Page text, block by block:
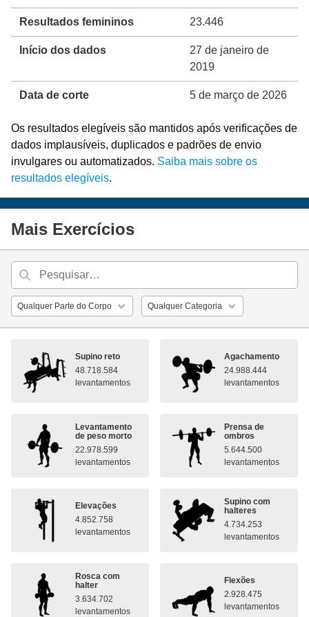
Resultados femininos 23.446
Início dos dados
27 de janeiro de
2019
Data de corte 5 de março de 2026
Os resultados elegíveis são mantidos após verificações de
dados implausíveis, duplicados e padrões de envio
invulgares ou automatizados. Saiba mais sobre os
resultados elegíveis.
Mais Exercícios
Supino reto
48.718.584
levantamentos
Agachamento
24.988.444
levantamentos
Levantamento
de peso morto
22.978.599
levantamentos
Prensa de
ombros
5.644.500
levantamentos
Elevações
4.852.758
levantamentos
Supino com
halteres
4.734.253
levantamentos
Rosca com
halter
3.634.702
levantamentos
Flexões
2.928.475
levantamentos